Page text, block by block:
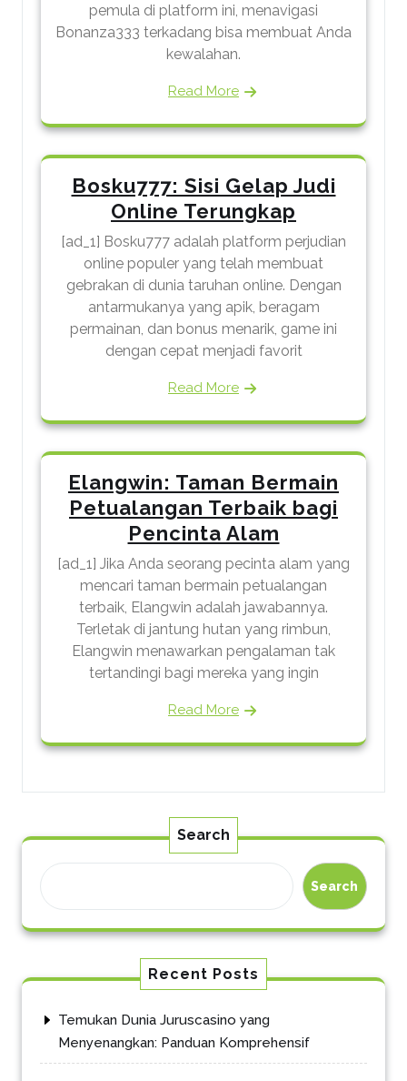
pemula di platform ini, menavigasi
Bonanza333 terkadang bisa membuat Anda
kewalahan.
Read More
Bosku777: Sisi Gelap Judi
Online Terungkap
[ad_1] Bosku777 adalah platform perjudian
online populer yang telah membuat
gebrakan di dunia taruhan online. Dengan
antarmukanya yang apik, beragam
permainan, dan bonus menarik, game ini
dengan cepat menjadi favorit
Read More
Elangwin: Taman Bermain
Petualangan Terbaik bagi
Pencinta Alam
[ad_1] Jika Anda seorang pecinta alam yang
mencari taman bermain petualangan
terbaik, Elangwin adalah jawabannya.
Terletak di jantung hutan yang rimbun,
Elangwin menawarkan pengalaman tak
tertandingi bagi mereka yang ingin
Read More
Search
Search
Recent Posts
Temukan Dunia Juruscasino yang
Menyenangkan: Panduan Komprehensif